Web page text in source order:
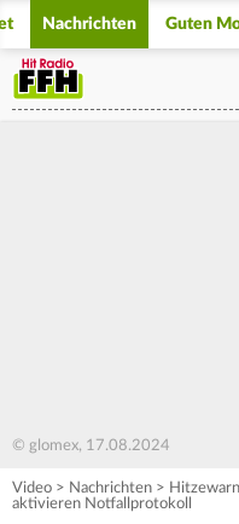
Nachrichten Guten
© glomex, 17.08.2024
Video > Nachrichten >
aktivieren Notfallprotokoll